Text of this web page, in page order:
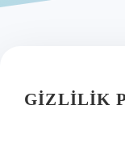
Hakkımızda
GIZLILIK